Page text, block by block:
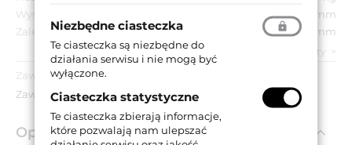
Wysokość skrzydełka:
125 mm
Zalecana grubość drzwi:
32 mm
zobacz wszystkie parametry
Zawartość opakowania:
Zawias.
Opis produktu
Niezbędne ciasteczka
Te ciasteczka są niezbędne do
działania serwisu i nie mogą być
wyłączone.
Ciasteczka statystyczne
Te ciasteczka zbierają informacje,
które pozwalają nam ulepszać